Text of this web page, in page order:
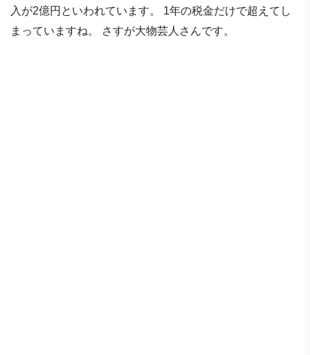
入が2億円といわれています。 1年の税金だけで超えてし
まっていますね。 さすが大物芸人さんです。